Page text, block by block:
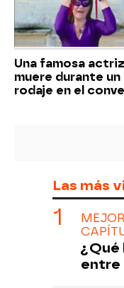
Una famosa actriz
muere durante un
rodaje en el
Las más
¿Qué
entre